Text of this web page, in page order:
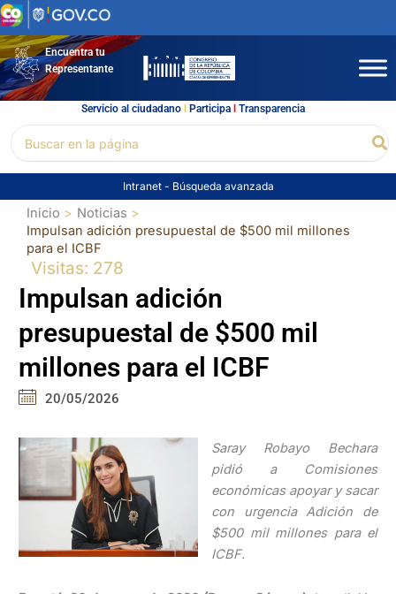
Ir
al
contenidoEncuentra tu
Representante
Servicio al ciudadano l Participal Transparencia
por:
Intranet - Búsqueda avanzada
Inicio
Noticias
Impulsan adición presupuestal de $500 mil millones
para el ICBF
Visitas: 278
Impulsan adición
presupuestal de $500 mil
millones para el ICBF
20/05/2026
Saray Robayo Bechara
pidió a Comisiones
económicas apoyar y sacar
con urgencia Adición de
$500 mil millones para el
ICBF.